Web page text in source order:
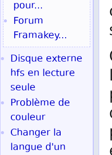
pour...
Forum
Framakey...
Disque externe
hfs en lecture
seule
Problème de
couleur
Changer la
langue d'un